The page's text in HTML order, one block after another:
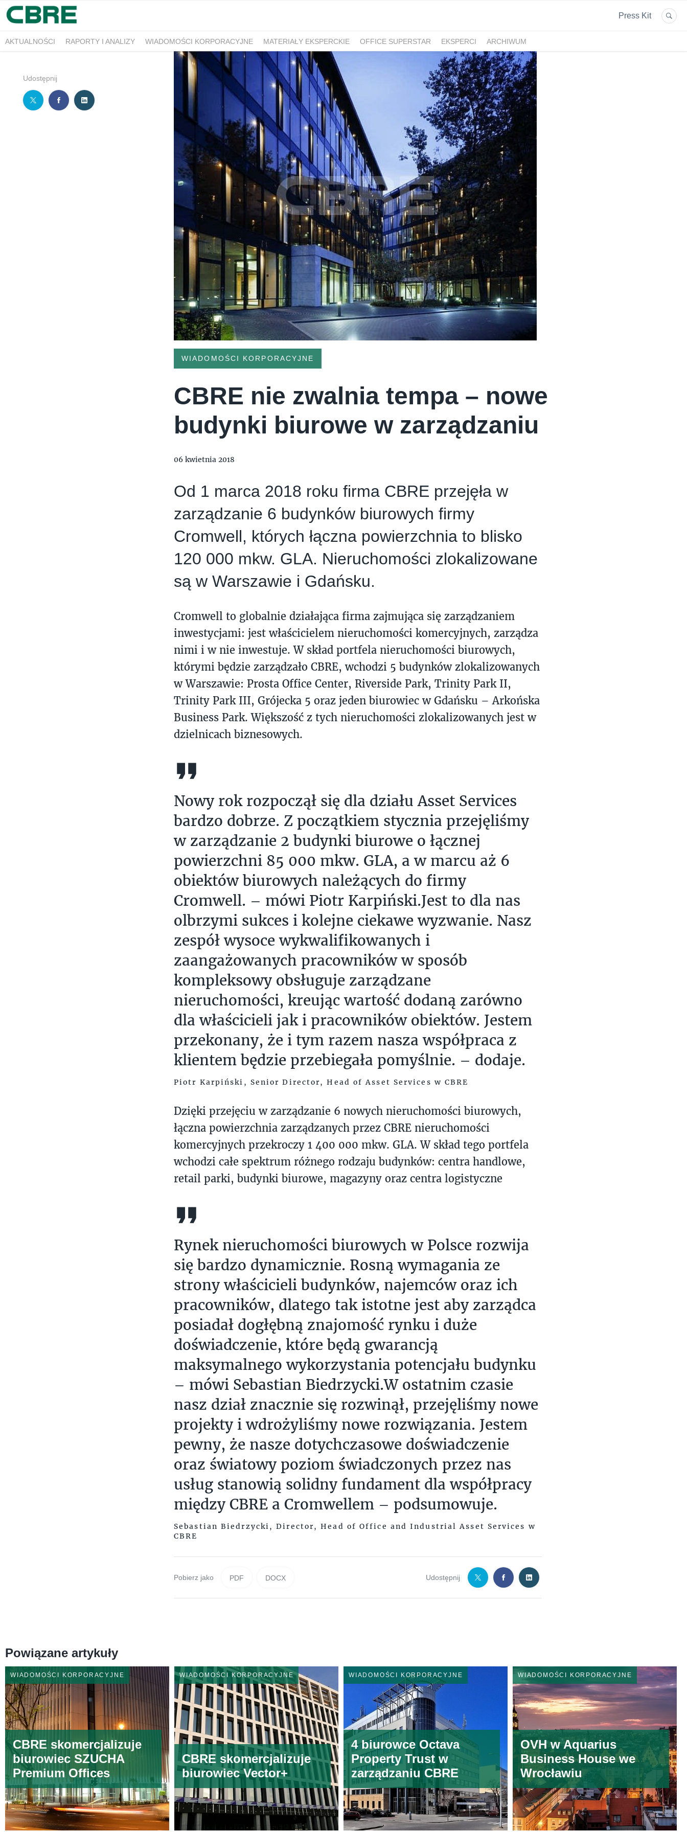
Press Kit
AKTUALNOŚCI RAPORTY I ANALIZY WIADOMOŚCI KORPORACYJNE MATERIAŁY EKSPERCKIE OFFICE SUPERSTAR EKSPERCI ARCHIWUM
Udostępnij
WIADOMOŚCI KORPORACYJNE
CBRE nie zwalnia tempa – nowe
budynki biurowe w zarządzaniu
06 kwietnia 2018
Od 1 marca 2018 roku firma CBRE przejęła w
zarządzanie 6 budynków biurowych firmy
Cromwell, których łączna powierzchnia to blisko
120 000 mkw. GLA. Nieruchomości zlokalizowane
są w Warszawie i Gdańsku.
Cromwell to globalnie działająca firma zajmująca się zarządzaniem
inwestycjami: jest właścicielem nieruchomości komercyjnych, zarządza
nimi i w nie inwestuje. W skład portfela nieruchomości biurowych,
którymi będzie zarządzało CBRE, wchodzi 5 budynków zlokalizowanych
w Warszawie: Prosta Office Center, Riverside Park, Trinity Park II,
Trinity Park III, Grójecka 5 oraz jeden biurowiec w Gdańsku – Arkońska
Business Park. Większość z tych nieruchomości zlokalizowanych jest w
dzielnicach biznesowych.
Nowy rok rozpoczął się dla działu Asset Services
bardzo dobrze. Z początkiem stycznia przejęliśmy
w zarządzanie 2 budynki biurowe o łącznej
powierzchni 85 000 mkw. GLA, a w marcu aż 6
obiektów biurowych należących do firmy
Cromwell. – mówi Piotr Karpiński.Jest to dla nas
olbrzymi sukces i kolejne ciekawe wyzwanie. Nasz
zespół wysoce wykwalifikowanych i
zaangażowanych pracowników w sposób
kompleksowy obsługuje zarządzane
nieruchomości, kreując wartość dodaną zarówno
dla właścicieli jak i pracowników obiektów. Jestem
przekonany, że i tym razem nasza współpraca z
klientem będzie przebiegała pomyślnie. – dodaje.
Piotr Karpiński, Senior Director, Head of Asset Services w CBRE
Dzięki przejęciu w zarządzanie 6 nowych nieruchomości biurowych,
łączna powierzchnia zarządzanych przez CBRE nieruchomości
komercyjnych przekroczy 1 400 000 mkw. GLA. W skład tego portfela
wchodzi całe spektrum różnego rodzaju budynków: centra handlowe,
retail parki, budynki biurowe, magazyny oraz centra logistyczne
Rynek nieruchomości biurowych w Polsce rozwija
się bardzo dynamicznie. Rosną wymagania ze
strony właścicieli budynków, najemców oraz ich
pracowników, dlatego tak istotne jest aby zarządca
posiadał dogłębną znajomość rynku i duże
doświadczenie, które będą gwarancją
maksymalnego wykorzystania potencjału budynku
– mówi Sebastian Biedrzycki.W ostatnim czasie
nasz dział znacznie się rozwinął, przejęliśmy nowe
projekty i wdrożyliśmy nowe rozwiązania. Jestem
pewny, że nasze dotychczasowe doświadczenie
oraz światowy poziom świadczonych przez nas
usług stanowią solidny fundament dla współpracy
między CBRE a Cromwellem – podsumowuje.
Sebastian Biedrzycki, Director, Head of Office and Industrial Asset Services w
CBRE
Pobierz jako PDF DOCX Udostępnij
Powiązane artykuły
WIADOMOŚCI KORPORACYJNE
CBRE skomercjalizuje
biurowiec SZUCHA
Premium Offices
WIADOMOŚCI KORPORACYJNE
CBRE skomercjalizuje
biurowiec Vector+
WIADOMOŚCI KORPORACYJNE
4 biurowce Octava
Property Trust w
zarządzaniu CBRE
WIADOMOŚCI KORPORACYJNE
OVH w Aquarius
Business House we
Wrocławiu